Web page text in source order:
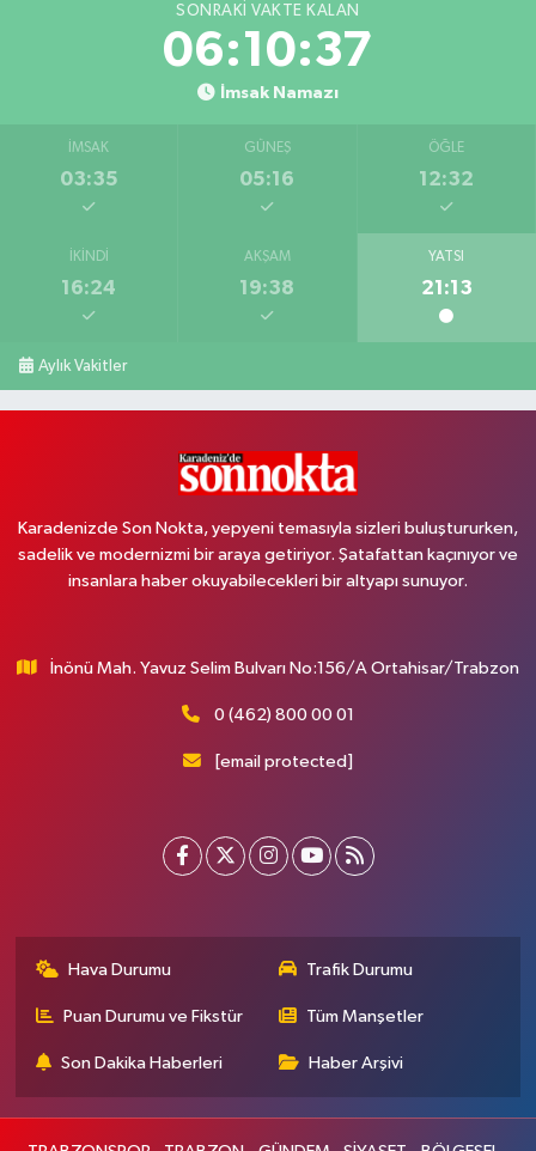
SONRAKI VAKTE KALAN
06:10:36
İmsak Namazı
İMSAK
03:35
GÜNEŞ
05:16
ÖĞLE
12:32
İKINDI
16:24
AKŞAM
19:38
YATSI
21:13
Aylık Vakitler
Karadenizde Son Nokta, yepyeni temasıyla sizleri buluştururken,
sadelik ve modernizmi bir araya getiriyor. Şatafattan kaçınıyor ve
insanlara haber okuyabilecekleri bir altyapı sunuyor.
İnönü Mah. Yavuz Selim Bulvarı No:156/A Ortahisar/Trabzon
0 (462) 800 00 01
[email protected]
Hava Durumu Trafik Durumu
Puan Durumu ve Fikstür Tüm Manşetler
Son Dakika Haberleri Haber Arşivi